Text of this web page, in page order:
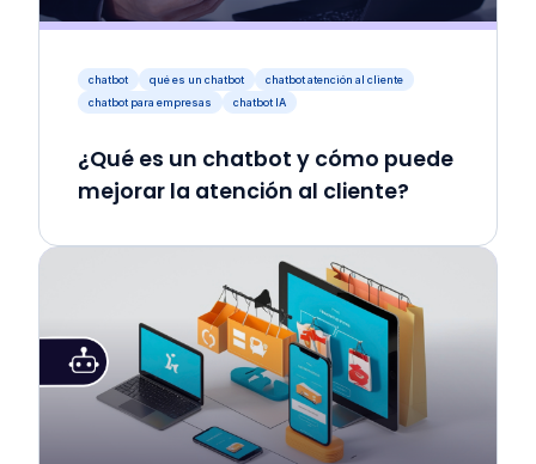
chatbot qué es un chatbot
chatbot atención al cliente
chatbot para empresas
chatbot IA
¿Qué es un chatbot y cómo puede
mejorar la atención al cliente?